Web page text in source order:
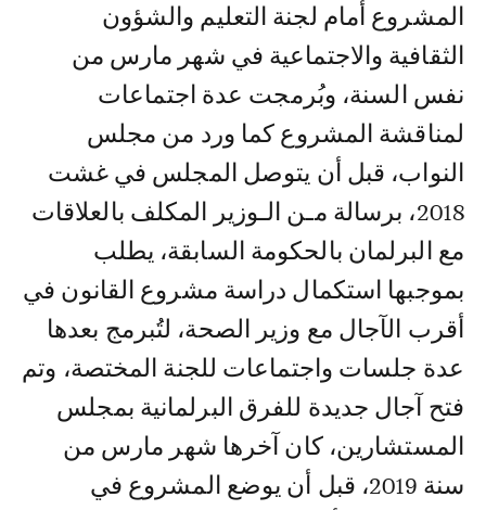
المشروع أمام لجنة التعليم والشؤون
الثقافية والاجتماعية في شهر مارس من
نفس السنة، وبُرمجت عدة اجتماعات
لمناقشة المشروع كما ورد من مجلس
النواب، قبل أن يتوصل المجلس في غشت
2018، برسالة مـن الـوزير المكلف بالعلاقات
مع البرلمان بالحكومة السابقة، يطلب
بموجبها استكمال دراسة مشروع القانون في
أقرب الآجال مع وزير الصحة، لتُبرمج بعدها
عدة جلسات واجتماعات للجنة المختصة، وتم
فتح آجال جديدة للفرق البرلمانية بمجلس
المستشارين، كان آخرها شهر مارس من
سنة 2019، قبل أن يوضع المشروع في